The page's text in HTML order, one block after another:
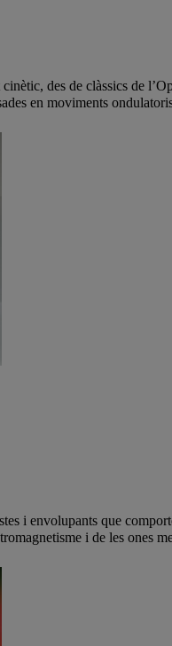
des de clàssics de
en moviments
i envolupants que
i de les ones